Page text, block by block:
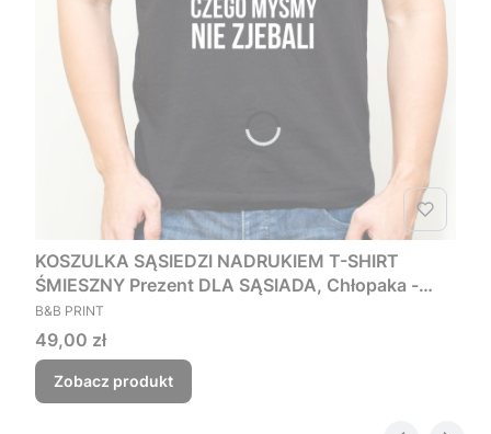
KOSZULKA SĄSIEDZI NADRUKIEM T-SHIRT
ŚMIESZNY Prezent DLA SĄSIADA, Chłopaka -
Czego myśmy nie zjebali
PRODUCENT
B&B PRINT
Cena
49,00 zł
Zobacz produkt